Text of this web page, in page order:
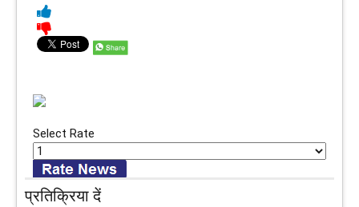
Select Rate
प्रतिक्रिया दें